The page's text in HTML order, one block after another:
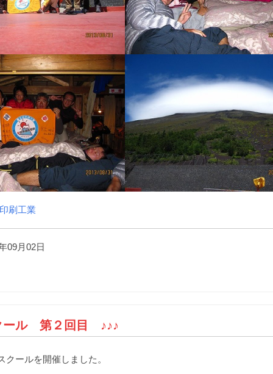
刷工業
09月02日
ール 第２回目 ♪♪♪
クールを開催しました。